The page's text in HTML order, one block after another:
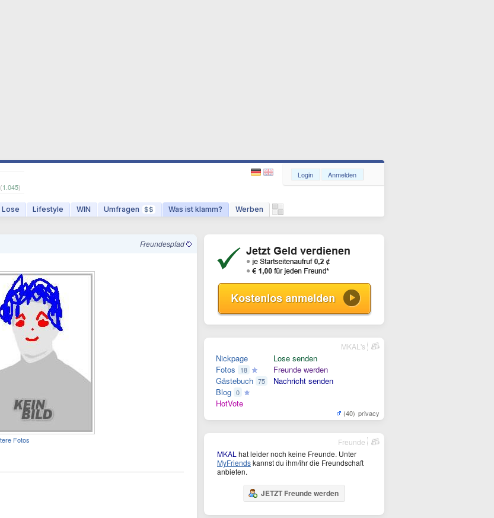
1.045)
Lose Lifestyle WIN Umfragen $$ Was ist klamm? Werben
Login Anmelden
Freundespfad
Fotos
Nickpage
Fotos
18
Gästebuch 75
Blog 0
HotVote
Lose senden
Freunde werden
Nachricht senden
(40) privacy
MKAL's
MKAL hat leider noch keine Freunde. Unter
MyFriendskannst du ihm/ihr die Freundschaft
anbieten.
JETZT Freunde werden
Freunde